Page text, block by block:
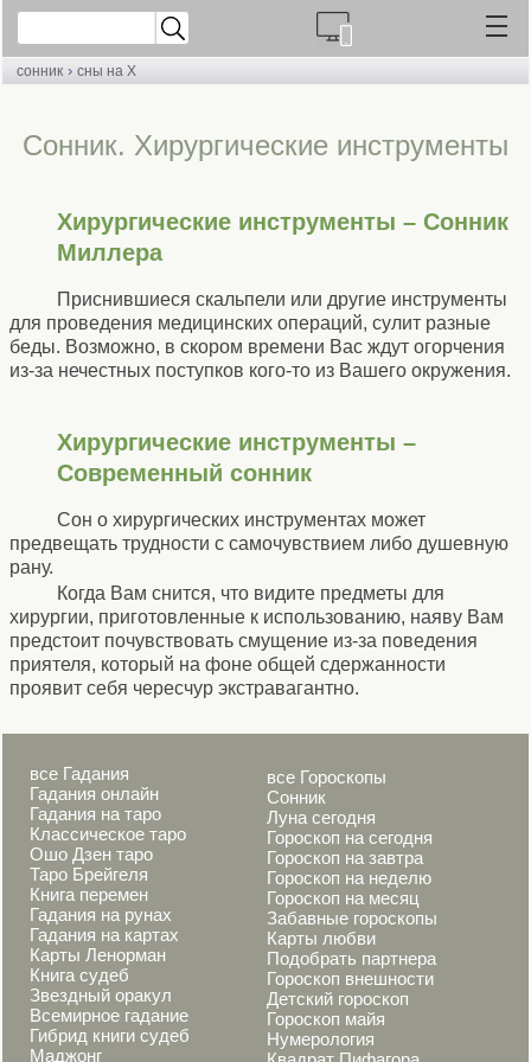
сонник › сны на Х
Cонник. Хирургические инструменты
Хирургические инструменты – Сонник
Миллера
Приснившиеся скальпели или другие инструменты
для проведения медицинских операций, сулит разные
беды. Возможно, в скором времени Вас ждут огорчения
из-за нечестных поступков кого-то из Вашего окружения.
Хирургические инструменты –
Современный сонник
Сон о хирургических инструментах может
предвещать трудности с самочувствием либо душевную
рану.
Когда Вам снится, что видите предметы для
хирургии, приготовленные к использованию, наяву Вам
предстоит почувствовать смущение из-за поведения
приятеля, который на фоне общей сдержанности
проявит себя чересчур экстравагантно.
все Гадания
Гадания онлайн
Гадания на таро
Классическое таро
Ошо Дзен таро
Таро Брейгеля
Книга перемен
Гадания на рунах
Гадания на картах
Карты Ленорман
Книга судеб
Звездный оракул
Всемирное гадание
Гибрид книги судеб
Маджонг
все Гороскопы
Сонник
Луна сегодня
Гороскоп на сегодня
Гороскоп на завтра
Гороскоп на неделю
Гороскоп на месяц
Забавные гороскопы
Карты любви
Подобрать партнера
Гороскоп внешности
Детский гороскоп
Гороскоп майя
Нумерология